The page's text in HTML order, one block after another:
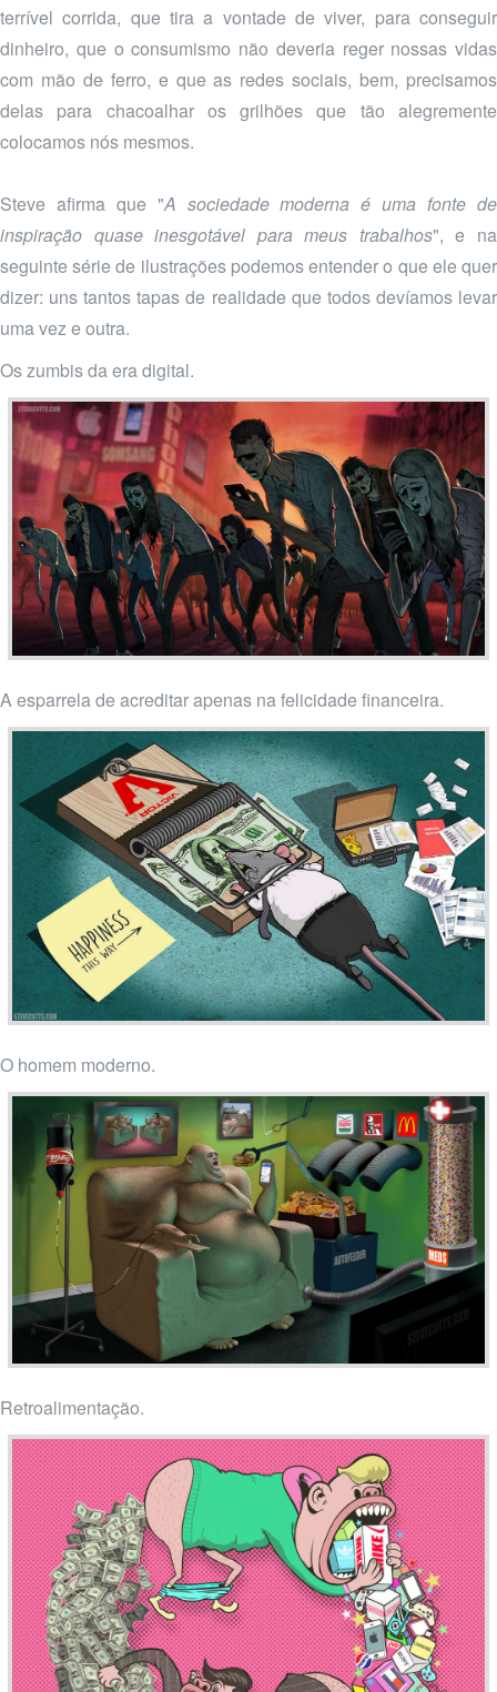
terrível corrida, que tira a vontade de viver, para conseguir
dinheiro, que o consumismo não deveria reger nossas vidas
com mão de ferro, e que as redes sociais, bem, precisamos
delas para chacoalhar os grilhões que tão alegremente
colocamos nós mesmos.
Steve afirma que "A sociedade moderna é uma fonte de
inspiração quase inesgotável para meus trabalhos", e na
seguinte série de ilustrações podemos entender o que ele quer
dizer: uns tantos tapas de realidade que todos devíamos levar
uma vez e outra.
Os zumbis da era digital.
A esparrela de acreditar apenas na felicidade financeira.
O homem moderno.
Retroalimentação.